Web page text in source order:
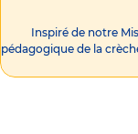
Inspiré de notre
pédagogique de la